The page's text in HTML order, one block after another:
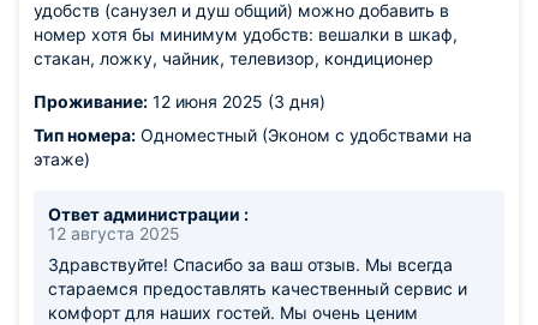
удобств (санузел и душ общий) можно добавить в
номер хотя бы минимум удобств: вешалки в шкаф,
стакан, ложку, чайник, телевизор, кондиционер
Проживание: 12 июня 2025 (3 дня)
Тип номера: Одноместный (Эконом с удобствами на
этаже)
Ответ администрации :
12 августа 2025
Здравствуйте! Спасибо за ваш отзыв. Мы всегда
стараемся предоставлять качественный сервис и
комфорт для наших гостей. Мы очень ценим